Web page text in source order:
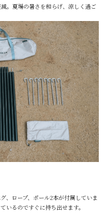
。夏場の暑さを和らげ、涼しく過ご
、ロープ、ポール2本が付属していま
いるのですぐに持ち出せます。